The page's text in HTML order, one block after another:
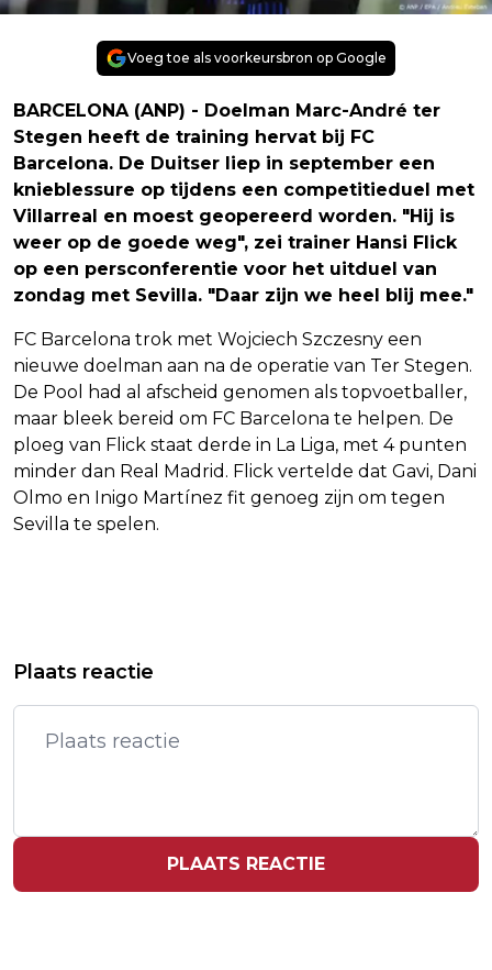
Voeg toe als voorkeursbron op Google
BARCELONA (ANP) - Doelman Marc-André ter
Stegen heeft de training hervat bij FC
Barcelona. De Duitser liep in september een
knieblessure op tijdens een competitieduel met
Villarreal en moest geopereerd worden. "Hij is
weer op de goede weg", zei trainer Hansi Flick
op een persconferentie voor het uitduel van
zondag met Sevilla. "Daar zijn we heel blij mee."
FC Barcelona trok met Wojciech Szczesny een
nieuwe doelman aan na de operatie van Ter Stegen.
De Pool had al afscheid genomen als topvoetballer,
maar bleek bereid om FC Barcelona te helpen. De
ploeg van Flick staat derde in La Liga, met 4 punten
minder dan Real Madrid. Flick vertelde dat Gavi, Dani
Olmo en Inigo Martínez fit genoeg zijn om tegen
Sevilla te spelen.
DAADKRACHTIGE REGERING
LINTJE VOOR
KINDERBOEKENSCHRIJVER TED VAN
LIESHOUT
Plaats reactie
PLAATS REACTIE